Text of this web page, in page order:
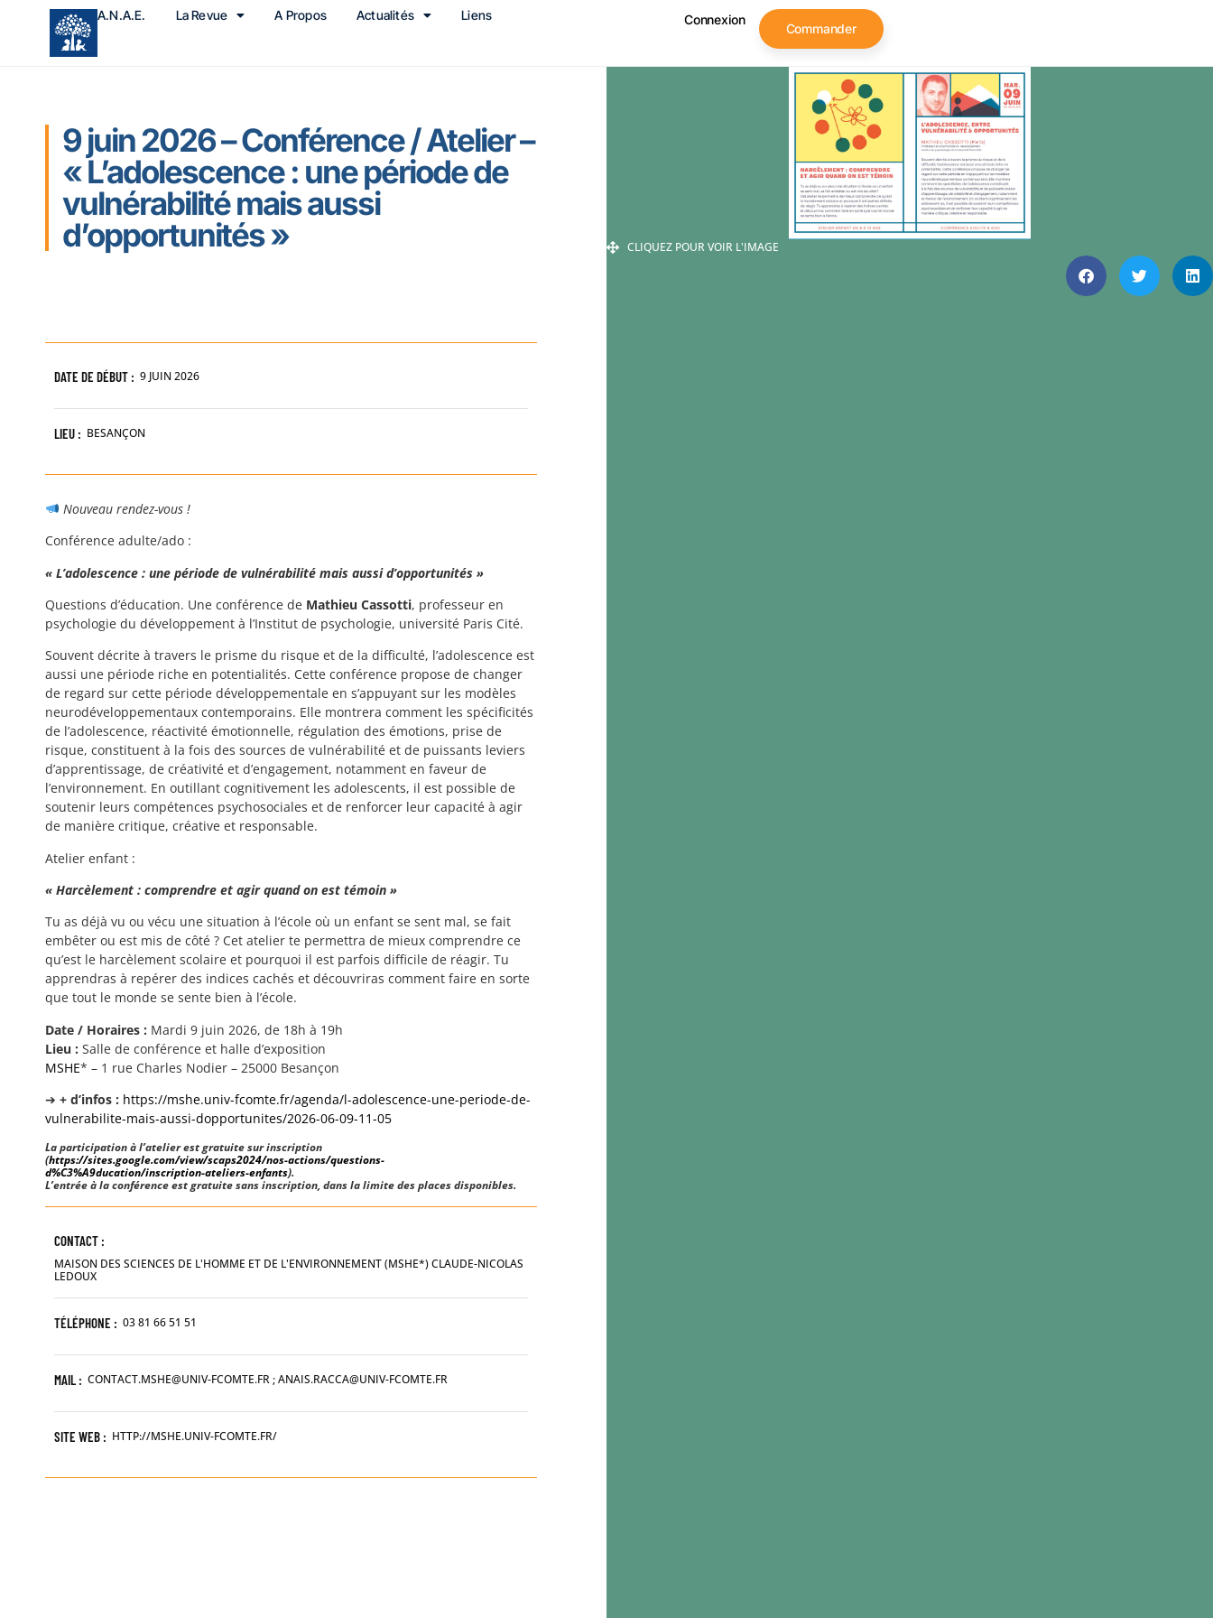
A.N.A.E. La Revue A Propos Actualités Liens Connexion
Commander
9 juin 2026 – Conférence / Atelier –
« L’adolescence : une période de
vulnérabilité mais aussi
d’opportunités »
DATE DE DÉBUT : 9 JUIN 2026
LIEU : BESANÇON
Nouveau rendez-vous !
Conférence adulte/ado :
« L’adolescence : une période de vulnérabilité mais aussi d’opportunités »
Questions d’éducation. Une conférence de Mathieu Cassotti, professeur en
psychologie du développement à l’Institut de psychologie, université Paris Cité.
Souvent décrite à travers le prisme du risque et de la difficulté, l’adolescence est
aussi une période riche en potentialités. Cette conférence propose de changer
de regard sur cette période développementale en s’appuyant sur les modèles
neurodéveloppementaux contemporains. Elle montrera comment les spécificités
de l’adolescence, réactivité émotionnelle, régulation des émotions, prise de
risque, constituent à la fois des sources de vulnérabilité et de puissants leviers
d’apprentissage, de créativité et d’engagement, notamment en faveur de
l’environnement. En outillant cognitivement les adolescents, il est possible de
soutenir leurs compétences psychosociales et de renforcer leur capacité à agir
de manière critique, créative et responsable.
Atelier enfant :
« Harcèlement : comprendre et agir quand on est témoin »
Tu as déjà vu ou vécu une situation à l’école où un enfant se sent mal, se fait
embêter ou est mis de côté ? Cet atelier te permettra de mieux comprendre ce
qu’est le harcèlement scolaire et pourquoi il est parfois difficile de réagir. Tu
apprendras à repérer des indices cachés et découvriras comment faire en sorte
que tout le monde se sente bien à l’école.
Date / Horaires : Mardi 9 juin 2026, de 18h à 19h
Lieu :Salle de conférence et halle d’exposition
MSHE* – 1 rue Charles Nodier – 25000 Besançon
➔ + d’infos : https://mshe.univ-fcomte.fr/agenda/l-adolescence-une-periode-de-
vulnerabilite-mais-aussi-dopportunites/2026-06-09-11-05
La participation à l’atelier est gratuite sur inscription
(https://sites.google.com/view/scaps2024/nos-actions/questions-
d%C3%A9ducation/inscription-ateliers-enfants).
L’entrée à la conférence est gratuite sans inscription, dans la limite des places disponibles.
CONTACT :
MAISON DES SCIENCES DE L'HOMME ET DE L'ENVIRONNEMENT (MSHE*) CLAUDE-NICOLAS
LEDOUX
TÉLÉPHONE : 03 81 66 51 51
MAIL : CONTACT.MSHE@UNIV-FCOMTE.FR ; ANAIS.RACCA@UNIV-FCOMTE.FR
SITE WEB : HTTP://MSHE.UNIV-FCOMTE.FR/
CLIQUEZ POUR VOIR L'IMAGE